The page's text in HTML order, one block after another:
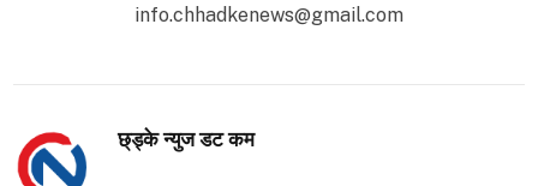
info.chhadkenews@gmail.com
छ्ड्के न्युज डट कम